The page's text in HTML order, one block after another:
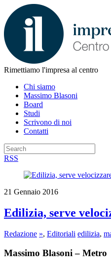
Rimettiamo l'impresa al centro
Chi siamo
Massimo Blasoni
Board
Studi
Scrivono di noi
Contatti
RSS
21 Gennaio 2016
Edilizia, serve
Redazione », Editoriali edilizia,
Massimo Blasoni – Metro